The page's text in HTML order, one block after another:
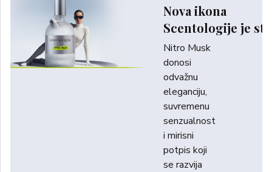
Nova ikona
Scentologije je
Nitro Musk
donosi
odvažnu
eleganciju,
suvremenu
senzualnost
i mirisni
potpis koji
se razvija